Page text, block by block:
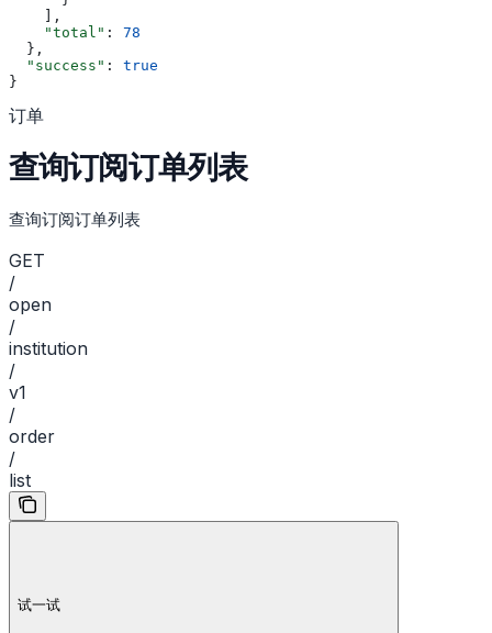
    ],
    "total"
: 78
  },
  "success"
: true
}
订单
查询订阅订单列表
查询订阅订单列表
GET
/
open
/
institution
/
v1
/
order
/
list
试一试